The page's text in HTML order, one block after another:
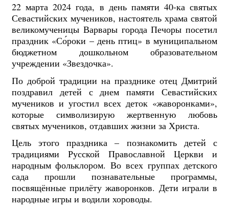
22 марта 2024 года, в день памяти 40-ка святых
Севастийских мучеников, настоятель храма святой
великомученицы Варвары города Печоры посетил
праздник «Со́роки – день птиц» в муниципальном
бюджетном дошкольном образовательном
учреждении «Звездочка».
По доброй традиции на празднике отец Дмитрий
поздравил детей с днем памяти Севастийских
мучеников и угостил всех деток «жаворонками»,
которые символизирую жертвенную любовь
святых мучеников, отдавших жизни за Христа.
Цель этого праздника – познакомить детей с
традициями Русской Православной Церкви и
народным фольклором. Во всех группах детского
сада прошли познавательные программы,
посвящённые прилёту жаворонков. Дети играли в
народные игры и водили хороводы.